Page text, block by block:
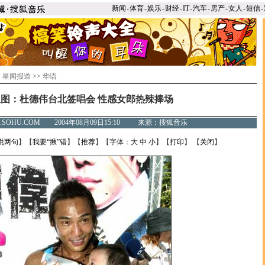
新闻-体育-娱乐-财经-IT-汽车-房产-女人 -短信-
星闻报道 >> 华语
：杜德伟台北签唱会 性感女郎热辣捧场
2004年08月09日15:10 来源：搜狐音乐
两句 】【我要“揪”错】【推荐】【字体： 大 中 小】【打印 】 【 关闭 】